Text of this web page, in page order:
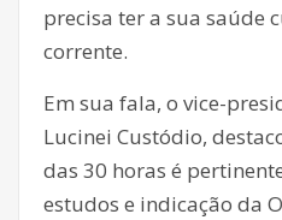
precisa ter a sua saúde
corrente.
Em sua fala, o vice-
Lucinei Custódio,
das 30 horas é
estudos e indicação da